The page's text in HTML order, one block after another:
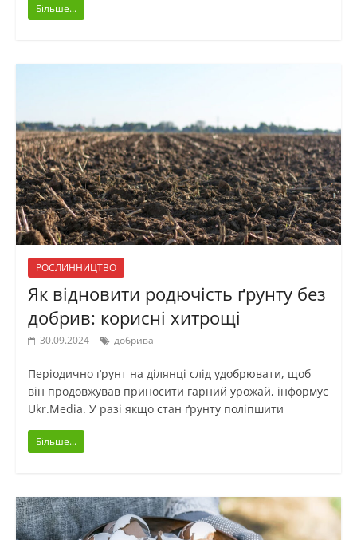
Більше...
РОСЛИННИЦТВО
Як відновити родючість ґрунту без
добрив: корисні хитрощі
30.09.2024 добрива
Періодично ґрунт на ділянці слід удобрювати, щоб
він продовжував приносити гарний урожай, інформує
Ukr.Media. У разі якщо стан ґрунту поліпшити
Більше...